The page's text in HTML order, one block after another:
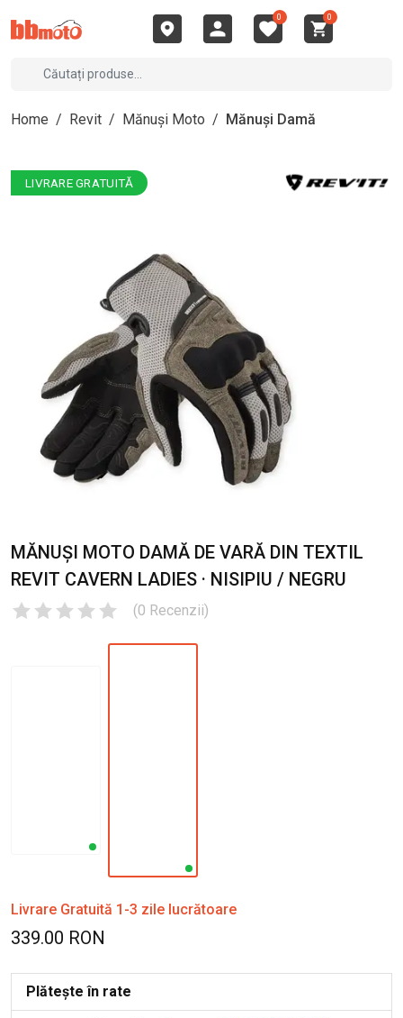
0 0
Home / Revit / Mănuși Moto / Mănuși Damă
LIVRARE GRATUITĂ
MĂNUȘI MOTO DAMĂ DE VARĂ DIN TEXTIL
REVIT CAVERN LADIES · NISIPIU / NEGRU
(0 Recenzii)
Livrare Gratuită 1-3 zile lucrătoare
339.00 RON
Plătește în rate